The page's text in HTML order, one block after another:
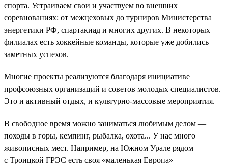
спорта. Устраиваем свои и участвуем во внешних
соревнованиях: от межцеховых до турниров Министерства
энергетики РФ, спартакиад и многих других. В некоторых
филиалах есть хоккейные команды, которые уже добились
заметных успехов.
Многие проекты реализуются благодаря инициативе
профсоюзных организаций и советов молодых специалистов.
Это и активный отдых, и культурно-массовые мероприятия.
В свободное время можно заниматься любимым делом —
походы в горы, кемпинг, рыбалка, охота... У нас много
живописных мест. Например, на Южном Урале рядом
с Троицкой ГРЭС есть своя «маленькая Европа»